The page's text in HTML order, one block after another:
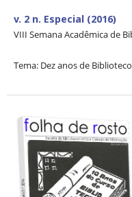
v. 2 n. Especial (2016)
VIII Semana Acadêmica de
Tema: Dez anos de